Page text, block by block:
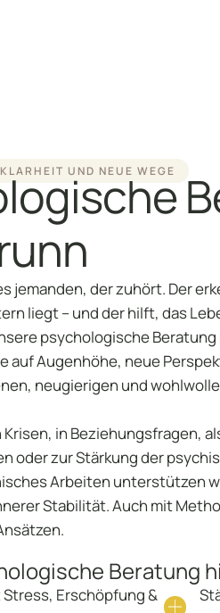
Blog
UND NEUE WEGE
jemanden, der zuhört. Der
liegt – und der hilft, das
psychologische
auf Augenhöhe, neue
neugierigen und
in Beziehungsfragen,
oder zur Stärkung der
Arbeiten unterstützen
Stabilität. Auch mit
Beratung
Stress, Erschöpfung &